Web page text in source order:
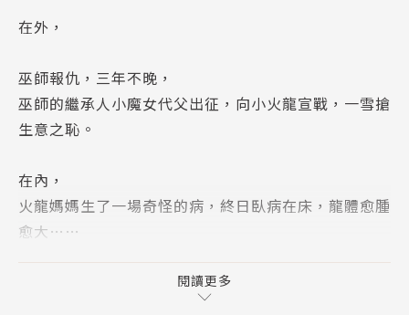
在外，
巫師報仇，三年不晚，
巫師的繼承人小魔女代父出征，向小火龍宣戰，一雪搶
生意之恥。
在內，
火龍媽媽生了一場奇怪的病，終日臥病在床，龍體愈腫
愈大……
蠟燭兩頭燒的小火龍，該怎麼度過這棘手的難關呢？
閱讀更多